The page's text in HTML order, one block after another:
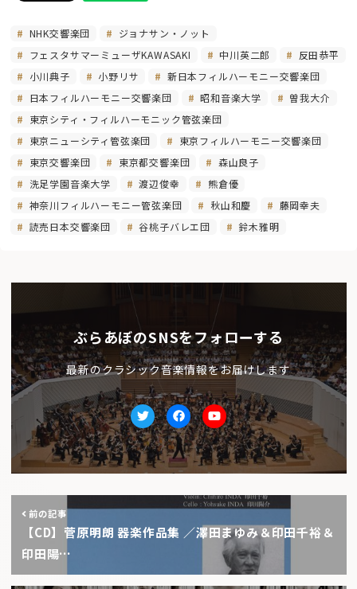
NHK交響楽団
ジョナサン・ノット
フェスタサマーミューザKAWASAKI
中川英二郎
反田恭平
小川典子
小野リサ
新日本フィルハーモニー交響楽団
日本フィルハーモニー交響楽団
昭和音楽大学
曽我大介
東京シティ・フィルハーモニック管弦楽団
東京ニューシティ管弦楽団
東京フィルハーモニー交響楽団
東京交響楽団
東京都交響楽団
森山良子
洗足学園音楽大学
渡辺俊幸
熊倉優
神奈川フィルハーモニー管弦楽団
秋山和慶
藤岡幸夫
読売日本交響楽団
谷桃子バレエ団 鈴木雅明
ぶらあぼのSNSをフォローする
最新のクラシック音楽情報をお届けします
TwitterfacebookYoutube
前の記事
【CD】菅原明朗 器楽作品集 ／澤田まゆみ＆印田千裕＆
印田陽…